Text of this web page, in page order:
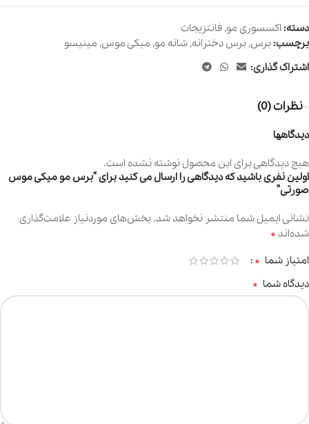
دسته: اکسسوری مو, فانتزیجات
برچسب: برس, برس دخترانه, شانه مو, میکی موس, مینیسو
اشتراک گذاری:
نظرات (0)
دیدگاهها
هیچ دیدگاهی برای این محصول نوشته نشده است.
اولین نفری باشید که دیدگاهی را ارسال می کنید برای “برس مو میکی موس
صورتی”
نشانی ایمیل شما منتشر نخواهد شد. بخش‌های موردنیاز علامت‌گذاری
شده‌اند *
امتیاز شما *
دیدگاه شما *